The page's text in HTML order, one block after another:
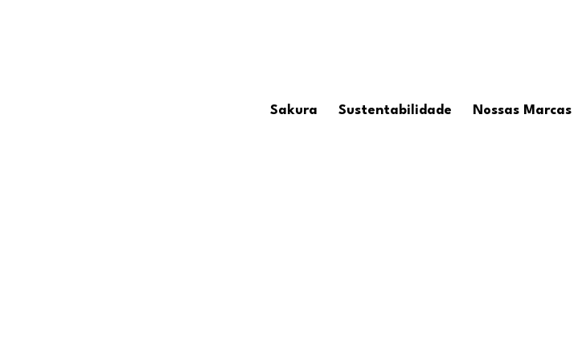
Sakura Sustentabilidade Nossas Marcas